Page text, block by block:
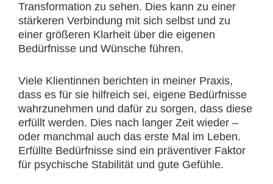
Transformation zu sehen. Dies kann zu einer
stärkeren Verbindung mit sich selbst und zu
einer größeren Klarheit über die eigenen
Bedürfnisse und Wünsche führen.
Viele Klientinnen berichten in meiner Praxis,
dass es für sie hilfreich sei, eigene Bedürfnisse
wahrzunehmen und dafür zu sorgen, dass diese
erfüllt werden. Dies nach langer Zeit wieder –
oder manchmal auch das erste Mal im Leben.
Erfüllte Bedürfnisse sind ein präventiver Faktor
für psychische Stabilität und gute Gefühle.